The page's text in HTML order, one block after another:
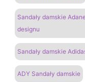
Sandały damskie
designu
Sandały damskie
ADY Sandały damskie